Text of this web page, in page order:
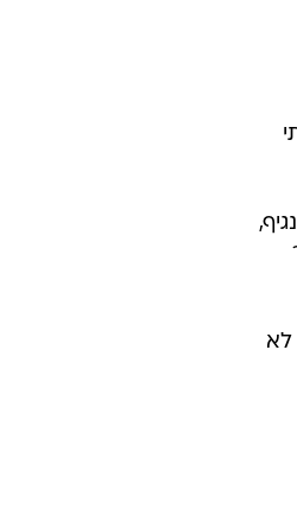
לנגיף,
לא